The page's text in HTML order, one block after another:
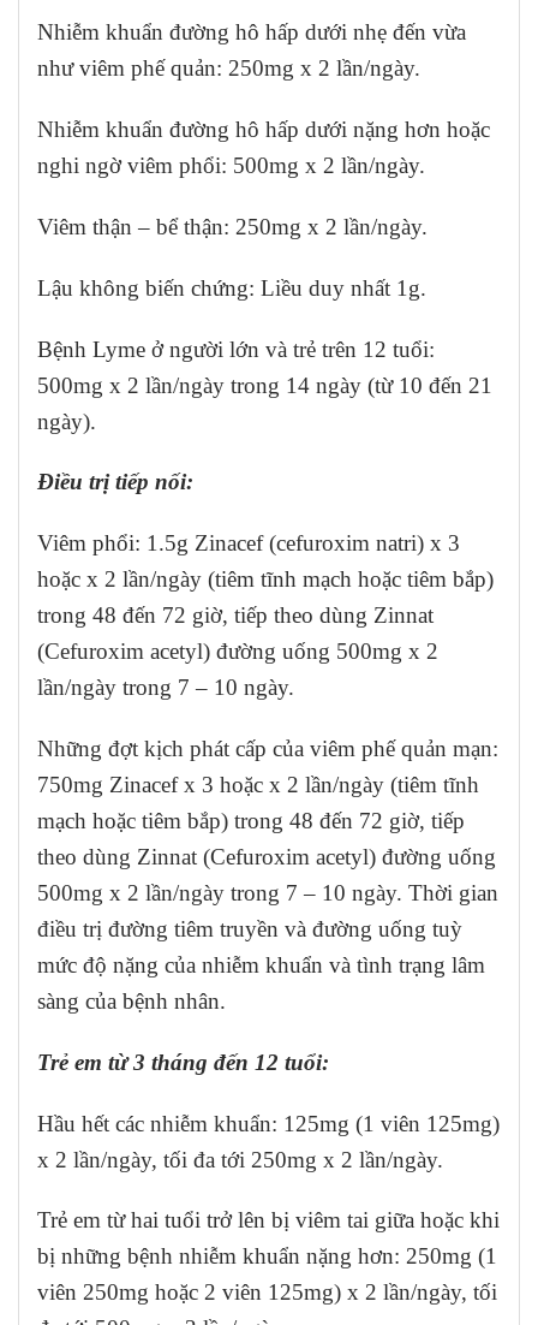
Nhiễm khuẩn đường hô hấp dưới nhẹ đến vừa
như viêm phế quản: 250mg x 2 lần/ngày.
Nhiễm khuẩn đường hô hấp dưới nặng hơn hoặc
nghi ngờ viêm phổi: 500mg x 2 lần/ngày.
Viêm thận – bể thận: 250mg x 2 lần/ngày.
Lậu không biến chứng: Liều duy nhất 1g.
Bệnh Lyme ở người lớn và trẻ trên 12 tuổi:
500mg x 2 lần/ngày trong 14 ngày (từ 10 đến 21
ngày).
Điều trị tiếp nối:
Viêm phổi: 1.5g Zinacef (cefuroxim natri) x 3
hoặc x 2 lần/ngày (tiêm tĩnh mạch hoặc tiêm bắp)
trong 48 đến 72 giờ, tiếp theo dùng Zinnat
(Cefuroxim acetyl) đường uống 500mg x 2
lần/ngày trong 7 – 10 ngày.
Những đợt kịch phát cấp của viêm phế quản mạn:
750mg Zinacef x 3 hoặc x 2 lần/ngày (tiêm tĩnh
mạch hoặc tiêm bắp) trong 48 đến 72 giờ, tiếp
theo dùng Zinnat (Cefuroxim acetyl) đường uống
500mg x 2 lần/ngày trong 7 – 10 ngày. Thời gian
điều trị đường tiêm truyền và đường uống tuỳ
mức độ nặng của nhiễm khuẩn và tình trạng lâm
sàng của bệnh nhân.
Trẻ em từ 3 tháng đến 12 tuổi:
Hầu hết các nhiễm khuẩn: 125mg (1 viên 125mg)
x 2 lần/ngày, tối đa tới 250mg x 2 lần/ngày.
Trẻ em từ hai tuổi trở lên bị viêm tai giữa hoặc khi
bị những bệnh nhiễm khuẩn nặng hơn: 250mg (1
viên 250mg hoặc 2 viên 125mg) x 2 lần/ngày, tối